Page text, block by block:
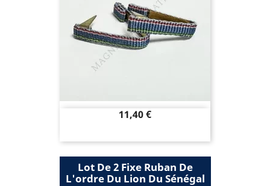
Prix
11,40 €
Lot De 2 Fixe Ruban De
L'ordre Du Lion Du Sénégal